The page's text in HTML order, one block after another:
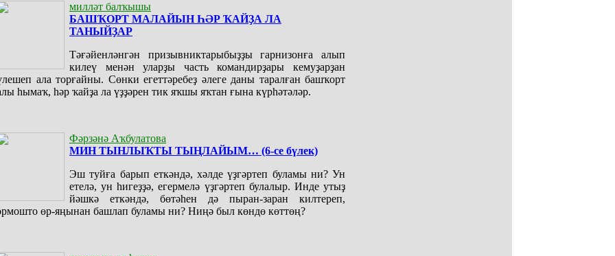
милләт балҡышы
БАШҠОРТ МАЛАЙЫН ҺӘР ҠАЙҘА ЛА
ТАНЫЙҘАР
Тәғәйенләнгән призывниктарыбыҙҙы гарнизонға алып
килеү менән уларҙы часть командирҙары кемуҙарҙан
ала торғайны. Сөнки егеттәребеҙ әлеге даны таралған башҡорт
һымаҡ, һәр ҡайҙа ла үҙҙәрен тик яҡшы яҡтан ғына күрһәтәләр.
Фәрзәнә Аҡбулатова
МИН ТЫНЛЫҠТЫ ТЫҢЛАЙЫМ… (6-се бүлек)
Эш туйға барып еткәндә, хәлде үҙгәртеп буламы ни? Ун
етелә, ун һигеҙҙә, егермелә үҙгәртеп булалыр. Инде утыҙ
йәшкә еткәндә, бөтәһен дә пыран-заран килтереп,
өр-яңынан башлап буламы ни? Ниңә был көндө көттөң?